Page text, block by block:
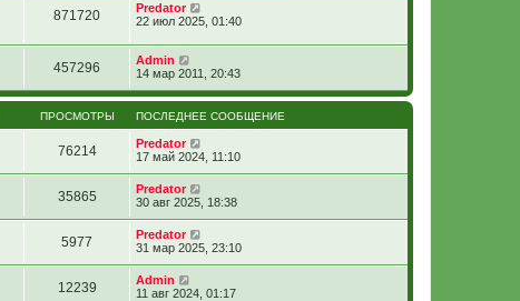
871720
Predator
22 июл 2025, 01:40
457296
Admin
14 мар 2011, 20:43
ПРОСМОТРЫ ПОСЛЕДНЕЕ СООБЩЕНИЕ
76214
Predator
17 май 2024, 11:10
35865
Predator
30 авг 2025, 18:38
5977
Predator
31 мар 2025, 23:10
12239
Admin
11 авг 2024, 01:17